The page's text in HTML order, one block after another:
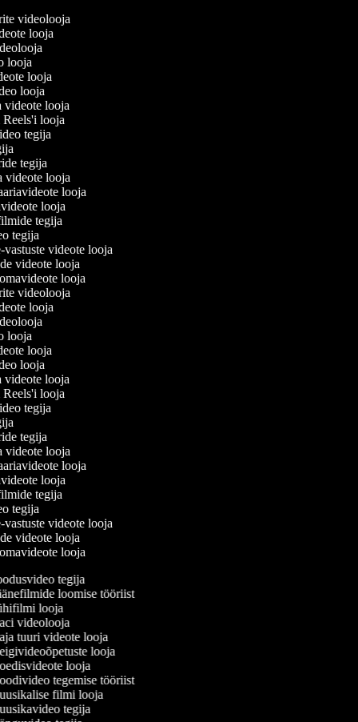
videolooja
looja
looja
looja
looja
videote looja
Reels'i looja
tegija
tegija
videote looja
looja
looja
tegija
tegija
vastuste videote looja
videote looja
looja
videolooja
looja
looja
looja
looja
videote looja
Reels'i looja
tegija
tegija
videote looja
looja
looja
tegija
tegija
vastuste videote looja
videote looja
looja
tegija
loomise tööriist
looja
videolooja
tuuri videote looja
looja
looja
tegemise tööriist
filmi looja
tegija